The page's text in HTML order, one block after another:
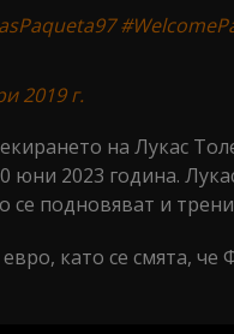
2019 г.
на Лукас
2023 година.
подновяват и
като се смята,